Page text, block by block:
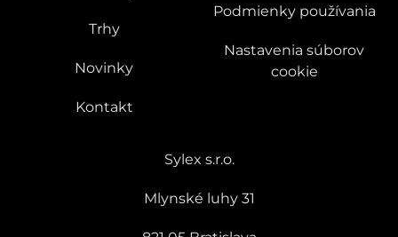
Trhy
Novinky
Kontakt
Podmienky používania
Nastavenia súborov
cookie
Sylex s.r.o.
Mlynské luhy 31